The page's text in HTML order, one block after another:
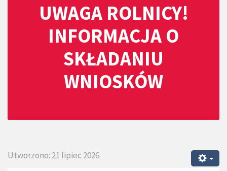
UWAGA ROLNICY!
INFORMACJA O
SKŁADANIU
WNIOSKÓW
Utworzono: 21 lipiec 2026